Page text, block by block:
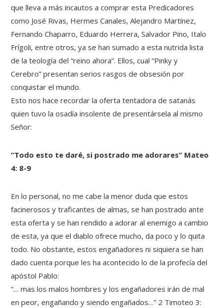
que lleva a más incautos a comprar esta Predicadores
como José Rivas, Hermes Canales, Alejandro Martínez,
Fernando Chaparro, Eduardo Herrera, Salvador Pino, Italo
Frígoli, entre otros, ya se han sumado a esta nutrida lista
de la teología del “reino ahora”. Ellos, cual “Pinky y
Cerebro” presentan serios rasgos de obsesión por
conquistar el mundo.
Esto nos hace recordar la oferta tentadora de satanás
quien tuvo la osadía insolente de presentársela al mismo
Señor:
“Todo esto te daré, si postrado me adorares” Mateo
4: 8-9
En lo personal, no me cabe la menor duda que estos
facinerosos y traficantes de almas, se han postrado ante
esta oferta y se han rendido a adorar al enemigo a cambio
de esta, ya que el diablo ofrece mucho, da poco y lo quita
todo. No obstante, estos engañadores ni siquiera se han
dado cuenta porque les ha acontecido lo de la profecía del
apóstol Pablo:
“… mas los malos hombres y los engañadores irán de mal
en peor, engañando y siendo engañados…” 2 Timoteo 3: